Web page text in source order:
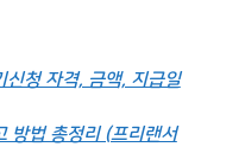
청 자격, 금액, 지급일
방법 총정리 (프리랜서